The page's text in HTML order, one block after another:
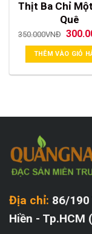
Thịt Ba Chỉ
Quê
350.000VNĐ Giá
gốc
là:
THÊM VÀO GIỎ
Địa chỉ: 86/190
Hiền - Tp.HCM